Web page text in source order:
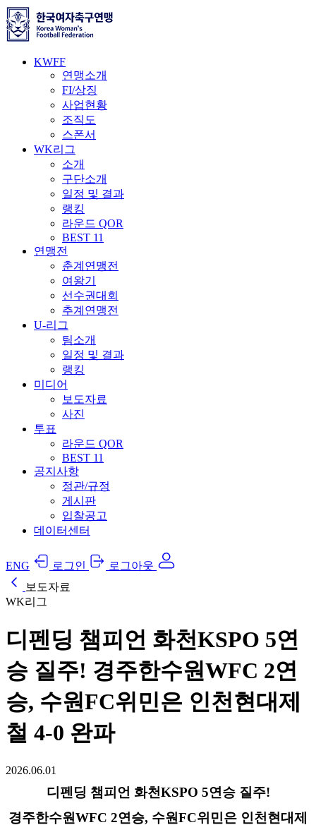
KWFF
연맹소개
FI/상징
사업현황
조직도
스폰서
WK리그
소개
구단소개
일정 및 결과
랭킹
라운드 QOR
BEST 11
연맹전
춘계연맹전
여왕기
선수권대회
추계연맹전
U-리그
팀소개
일정 및 결과
랭킹
미디어
보도자료
사진
투표
라운드 QOR
BEST 11
공지사항
정관/규정
게시판
입찰공고
데이터센터
ENG 로그인
로그아웃
보도자료
WK리그
디펜딩 챔피언 화천KSPO 5연
승 질주! 경주한수원WFC 2연
승, 수원FC위민은 인천현대제
철 4-0 완파
2026.06.01
디펜딩 챔피언 화천KSPO 5연승 질주!
경주한수원WFC 2연승, 수원FC위민은 인천현대제